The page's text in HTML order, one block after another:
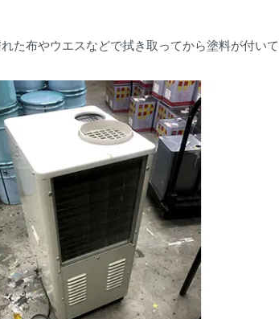
た布やウエスなどで拭き取ってから塗料が付い